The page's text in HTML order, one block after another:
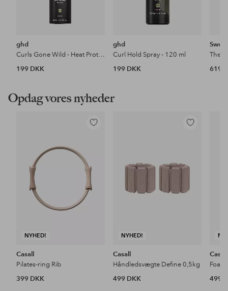
ghd
Curls Gone Wild - Heat Protect Texturing Spray 200Ml
199 DKK
ghd
Curl Hold Spray - 120 ml
199 DKK
The
619
Opdag vores nyheder
NYHED!
Tilføj
Casall
Pilates-ring Rib
399 DKK
NYHED!
Tilføj
Casall
Håndledsvægte Define 0,5kg
499 DKK
Casall
499